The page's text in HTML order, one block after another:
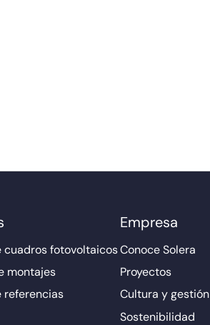
cuadros fotovoltaicos
montajes
referencias
Empresa
Conoce Solera
Proyectos
Cultura y gestión
Sostenibilidad